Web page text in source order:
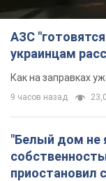
АЗС
украинцам
Как на заправках
9 часов назад
"Белый дом не
приостановил